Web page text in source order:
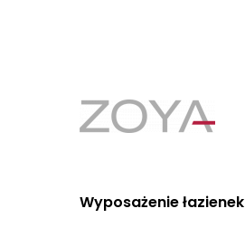
Wyposażenie łazienek